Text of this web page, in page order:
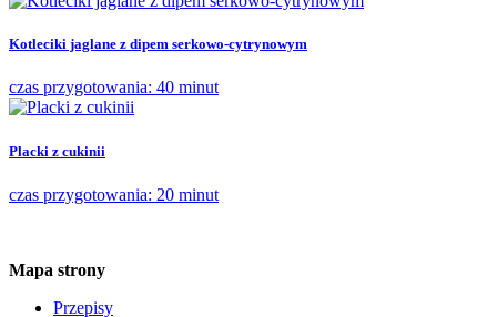
Kotleciki jaglane z dipem serkowo-cytrynowym
czas przygotowania: 40 minut
Placki z cukinii
czas przygotowania: 20 minut
Mapa strony
Przepisy